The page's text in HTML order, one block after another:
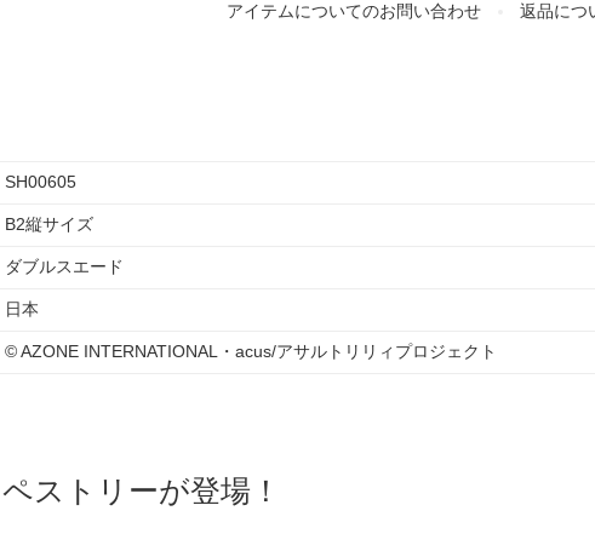
アイテムについてのお問い合わせ 返品につ
SH00605
B2縦サイズ
ダブルスエード
日本
© AZONE INTERNATIONAL・acus/アサルトリリィプロジェクト
ストリーが登場！